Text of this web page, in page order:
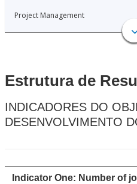
Project Management
Estrutura de
INDICADORES DO
DESENVOLVIMENTO
Indicator One: Number of